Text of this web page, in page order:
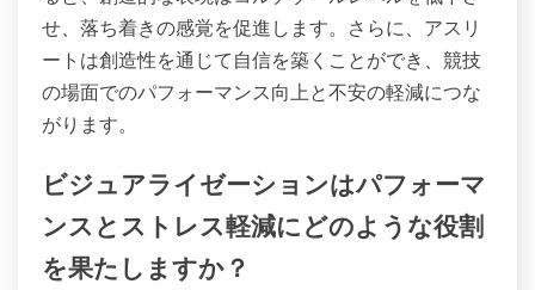
せ、落ち着きの感覚を促進します。さらに、アスリ
ートは創造性を通じて自信を築くことができ、競技
の場面でのパフォーマンス向上と不安の軽減につな
がります。
ビジュアライゼーションはパフォーマ
ンスとストレス軽減にどのような役割
を果たしますか？